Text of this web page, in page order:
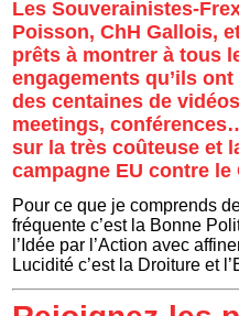
Les Souverainistes-
Poisson, ChH Gallois,
prêts à montrer à tous
engagements qu’ils
des centaines de
meetings,
sur la très coûteuse et
campagne EU contre le
Pour ce que je comprends
fréquente c’est la Bonne
l’Idée par l’Action avec
Lucidité c’est la Droiture et